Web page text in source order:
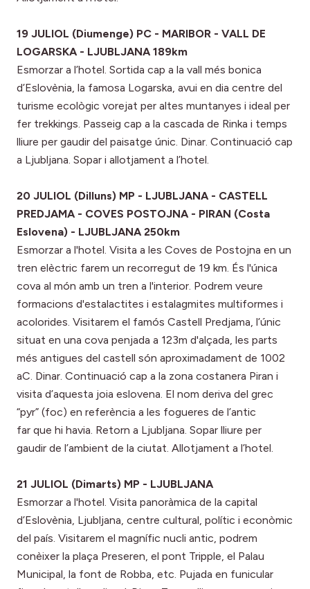
19 JULIOL (Diumenge) PC - MARIBOR - VALL DE
LOGARSKA - LJUBLJANA 189km
Esmorzar a l’hotel. Sortida cap a la vall més bonica
d’Eslovènia, la famosa Logarska, avui en dia centre del
turisme ecològic vorejat per altes muntanyes i ideal per
fer trekkings. Passeig cap a la cascada de Rinka i temps
lliure per gaudir del paisatge únic. Dinar. Continuació cap
a Ljubljana. Sopar i allotjament a l’hotel.
20 JULIOL (Dilluns) MP - LJUBLJANA - CASTELL
PREDJAMA - COVES POSTOJNA - PIRAN (Costa
Eslovena) - LJUBLJANA 250km
Esmorzar a l'hotel. Visita a les Coves de Postojna en un
tren elèctric farem un recorregut de 19 km. És l'única
cova al món amb un tren a l'interior. Podrem veure
formacions d'estalactites i estalagmites multiformes i
acolorides. Visitarem el famós Castell Predjama, l’únic
situat en una cova penjada a 123m d'alçada, les parts
més antigues del castell són aproximadament de 1002
aC. Dinar. Continuació cap a la zona costanera Piran i
visita d’aquesta joia eslovena. El nom deriva del grec
“pyr” (foc) en referència a les fogueres de l’antic
far que hi havia. Retorn a Ljubljana. Sopar lliure per
gaudir de l’ambient de la ciutat. Allotjament a l’hotel.
21 JULIOL (Dimarts) MP - LJUBLJANA
Esmorzar a l'hotel. Visita panoràmica de la capital
d’Eslovènia, Ljubljana, centre cultural, polític i econòmic
del país. Visitarem el magnífic nucli antic, podrem
conèixer la plaça Preseren, el pont Tripple, el Palau
Municipal, la font de Robba, etc. Pujada en funicular